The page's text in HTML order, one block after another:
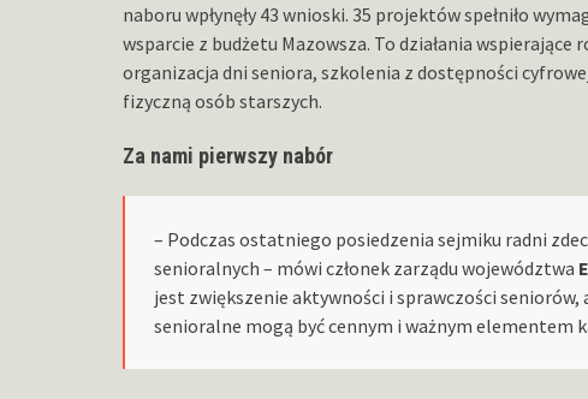
naboru wpłynęły 43 wnioski. 35 projektów spełniło
wsparcie z budżetu Mazowsza. To działania
organizacja dni seniora, szkolenia z dostępności
fizyczną osób starszych.
Za nami pierwszy nabór
– Podczas ostatniego posiedzenia sejmiku radni
senioralnych – mówi członek zarządu województwa
jest zwiększenie aktywności i sprawczości
senioralne mogą być cennym i ważnym elementem